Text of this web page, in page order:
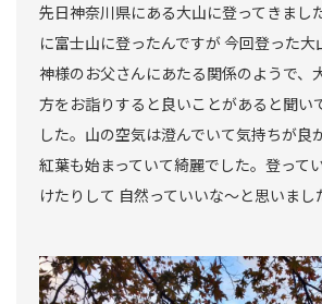
先日神奈川県にある大山に登ってきまし
に富士山に登ったんですが 今回登った大
神様のお父さんにあたる関係のようで、
方をお詣りすると良いことがあると聞い
した。山の空気は澄んでいて気持ちが良
紅葉も始まっていて綺麗でした。登って
けたりして 自然っていいな〜と思いま